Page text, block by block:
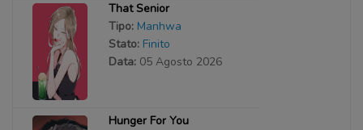
That Senior
Tipo: Manhwa
Stato: Finito
Data: 05 Agosto 2026
Hunger For You